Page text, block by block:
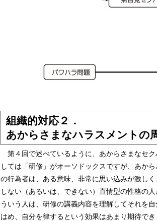
組織的対応２．
あからさまなハラスメントの
第４回で述べているように、あからさまなセク
しては「研修」がオーソドックスですが、あか
の行為者は、ある意味、非常に思い込みが激し
しない（あるいは、できない）直情型の性格の
ういう人は、研修の講義内容を理解してそれを
はめ、自分を律するという効果はあまり期待でき